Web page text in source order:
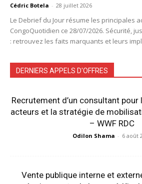
Cédric Botela - 28 juillet 2026
Le Debrief du Jour résume les principales
CongoQuotidien ce 28/07/2026. Sécurité,
: retrouvez les faits marquants et leurs
DERNIERS APPELS D'OFFRES
Recrutement d’un consultant
acteurs et la stratégie de
– WWF RDC
Odilon Shama - 6 août
Vente publique interne et